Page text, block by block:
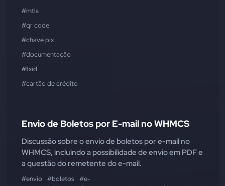
#mtls
#qr code
#chave pix
#documentação
#txid
#cartão de crédito
Envio de Boletos por E-mail no WHMCS
Discussão sobre o envio de boletos por e-mail no
WHMCS, incluindo a possibilidade de envio em PDF e
a questão do remetente do e-mail.
#envio #boletos #e-